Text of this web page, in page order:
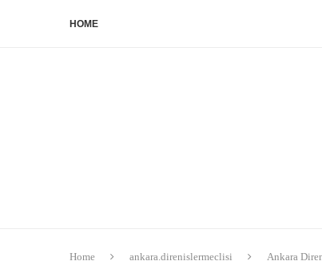
HOME
Home ankara.direnislermeclisi Ankara